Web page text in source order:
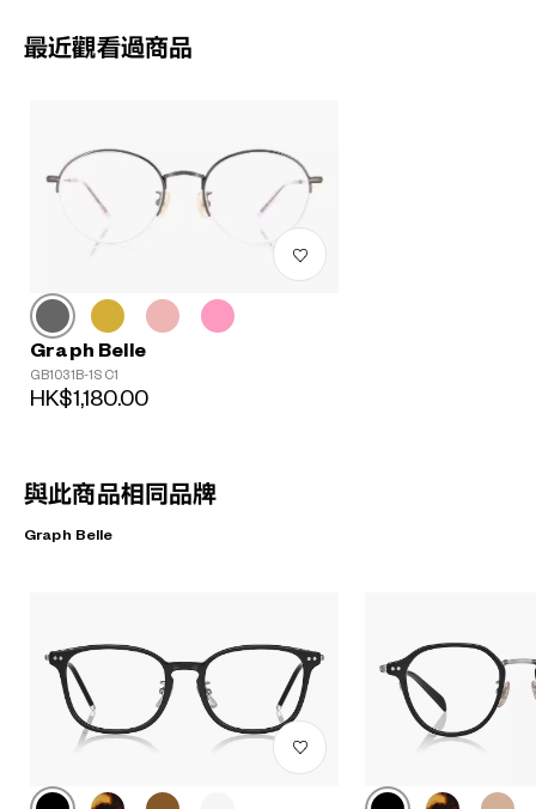
最近觀看過商品
Graph Belle
GB1031B-1S C1
HK$1,180.00
與此商品相同品牌
Graph Belle